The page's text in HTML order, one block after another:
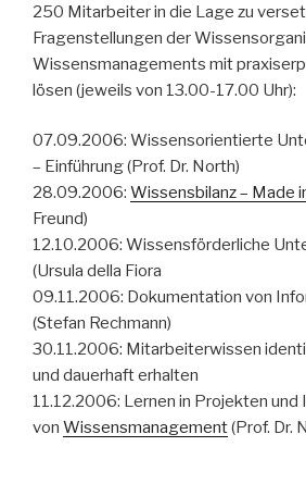
250 Mitarbeiter in die Lage zu
Fragenstellungen der
Wissensmanagements mit
lösen (jeweils von 13.00-17.00 Uhr):
07.09.2006: Wissensorientierte
– Einführung (Prof. Dr. North)
28.09.2006: Wissensbilanz – Made
Freund)
12.10.2006: Wissensförderliche
(Ursula della Fiora
09.11.2006: Dokumentation von
(Stefan Rechmann)
30.11.2006: Mitarbeiterwissen
und dauerhaft erhalten
11.12.2006: Lernen in Projekten
von Wissensmanagement(Prof. Dr.